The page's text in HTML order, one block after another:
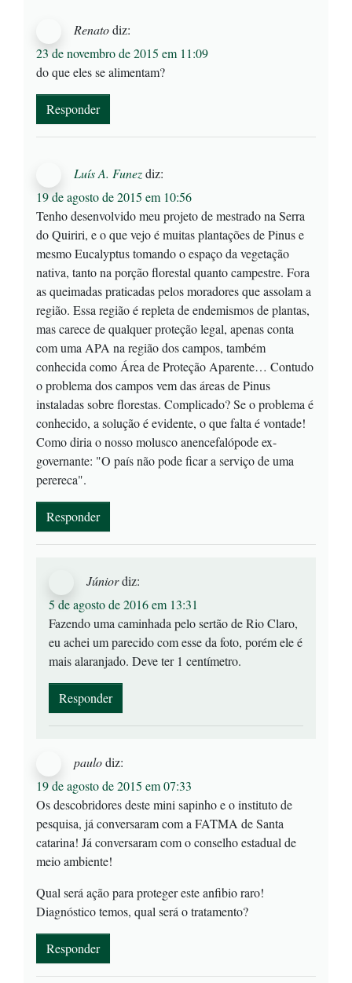
Renatodiz:
23 de novembro de 2015 em 11:09
do que eles se alimentam?
Responder
Luís A. Funezdiz:
19 de agosto de 2015 em 10:56
Tenho desenvolvido meu projeto de mestrado na Serra
do Quiriri, e o que vejo é muitas plantações de Pinus e
mesmo Eucalyptus tomando o espaço da vegetação
nativa, tanto na porção florestal quanto campestre. Fora
as queimadas praticadas pelos moradores que assolam a
região. Essa região é repleta de endemismos de plantas,
mas carece de qualquer proteção legal, apenas conta
com uma APA na região dos campos, também
conhecida como Área de Proteção Aparente… Contudo
o problema dos campos vem das áreas de Pinus
instaladas sobre florestas. Complicado? Se o problema é
conhecido, a solução é evidente, o que falta é vontade!
Como diria o nosso molusco anencefalópode ex-
governante: "O país não pode ficar a serviço de uma
perereca".
Responder
Júniordiz:
5 de agosto de 2016 em 13:31
Fazendo uma caminhada pelo sertão de Rio Claro,
eu achei um parecido com esse da foto, porém ele é
mais alaranjado. Deve ter 1 centímetro.
Responder
paulodiz:
19 de agosto de 2015 em 07:33
Os descobridores deste mini sapinho e o instituto de
pesquisa, já conversaram com a FATMA de Santa
catarina! Já conversaram com o conselho estadual de
meio ambiente!
Qual será ação para proteger este anfibio raro!
Diagnóstico temos, qual será o tratamento?
Responder